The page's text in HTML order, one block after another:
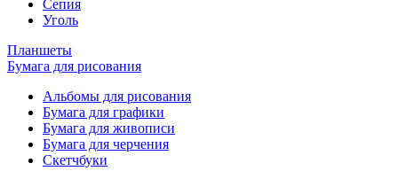
Сепия
Уголь
Планшеты
Бумага для рисования
Альбомы для рисования
Бумага для графики
Бумага для живописи
Бумага для черчения
Скетчбуки